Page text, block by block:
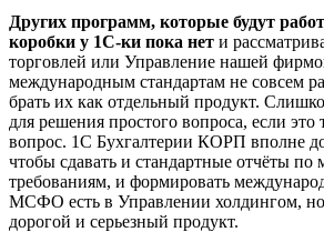
Других программ, которые будут
коробки у 1С-ки пока нет и
торговлей или Управление нашей
международным стандартам не совсем
брать их как отдельный продукт.
для решения простого вопроса, если это
вопрос. 1С Бухгалтерии КОРП вполне
чтобы сдавать и стандартные отчёты по
требованиям, и формировать
МСФО есть в Управлении холдингом, но
дорогой и серьезный продукт.